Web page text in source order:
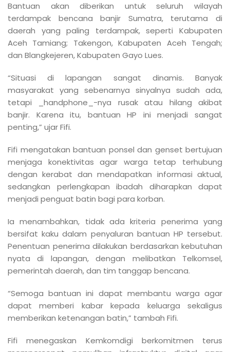
Bantuan akan diberikan untuk seluruh wilayah
terdampak bencana banjir Sumatra, terutama di
daerah yang paling terdampak, seperti Kabupaten
Aceh Tamiang; Takengon, Kabupaten Aceh Tengah;
dan Blangkejeren, Kabupaten Gayo Lues.
“Situasi di lapangan sangat dinamis. Banyak
masyarakat yang sebenarnya sinyalnya sudah ada,
tetapi _handphone_-nya rusak atau hilang akibat
banjir. Karena itu, bantuan HP ini menjadi sangat
penting,” ujar Fifi.
Fifi mengatakan bantuan ponsel dan genset bertujuan
menjaga konektivitas agar warga tetap terhubung
dengan kerabat dan mendapatkan informasi aktual,
sedangkan perlengkapan ibadah diharapkan dapat
menjadi penguat batin bagi para korban.
Ia menambahkan, tidak ada kriteria penerima yang
bersifat kaku dalam penyaluran bantuan HP tersebut.
Penentuan penerima dilakukan berdasarkan kebutuhan
nyata di lapangan, dengan melibatkan Telkomsel,
pemerintah daerah, dan tim tanggap bencana.
“Semoga bantuan ini dapat membantu warga agar
dapat memberi kabar kepada keluarga sekaligus
memberikan ketenangan batin,” tambah Fifi.
Fifi menegaskan Kemkomdigi berkomitmen terus